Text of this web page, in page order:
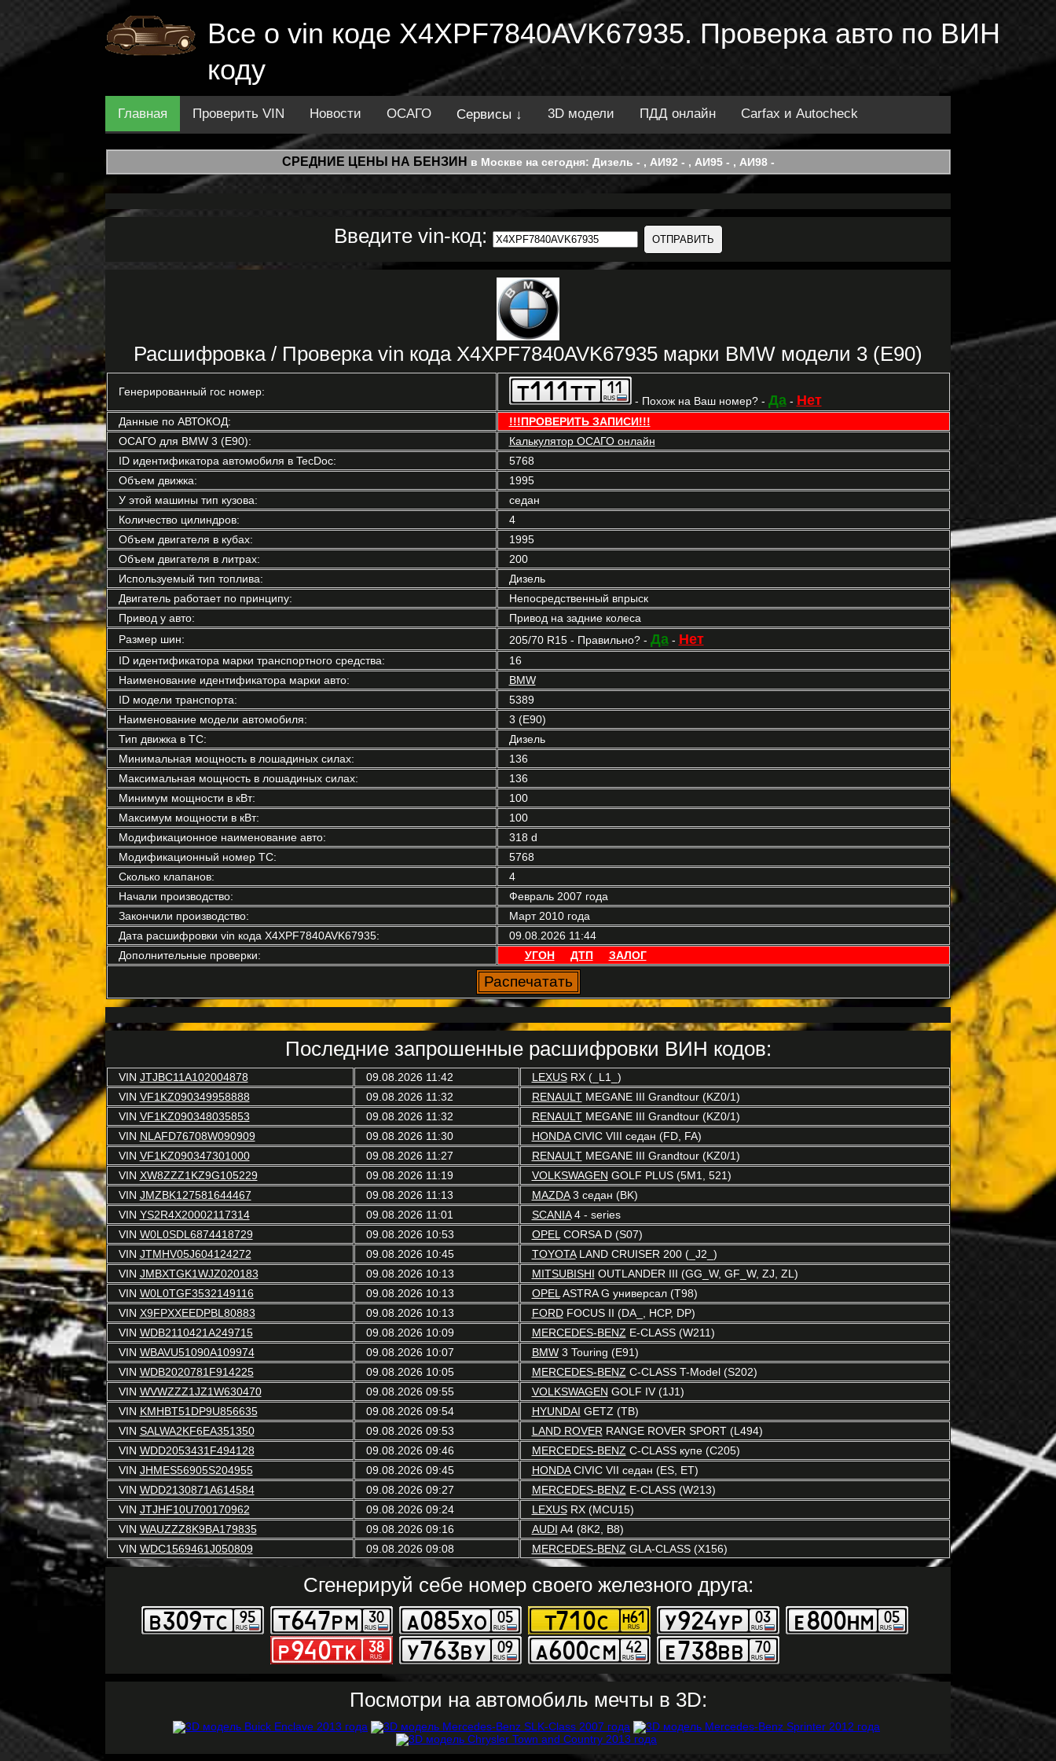
Все о vin коде X4XPF7840AVK67935. Проверка авто по ВИН
коду
Главная Проверить VIN Новости ОСАГО Сервисы ↓ 3D модели ПДД онлайн Carfax и Autocheck
СРЕДНИЕ ЦЕНЫ НА БЕНЗИН в Москве на сегодня: Дизель - , АИ92 - , АИ95 - , АИ98 -
Введите vin-код:
Расшифровка / Проверка vin кода X4XPF7840AVK67935 марки BMW модели 3 (E90)
Генерированный гос номер:
- Похож на Ваш номер? - Да- Нет
Данные по АВТОКОД:
!!!ПРОВЕРИТЬ ЗАПИСИ!!!
ОСАГО для BMW 3 (E90):
Калькулятор ОСАГО онлайн
ID идентификатора автомобиля в TecDoc:
5768
Объем движка:
1995
У этой машины тип кузова:
седан
Количество цилиндров:
4
Объем двигателя в кубах:
1995
Объем двигателя в литрах:
200
Используемый тип топлива:
Дизель
Двигатель работает по принципу:
Непосредственный впрыск
Привод у авто:
Привод на задние колеса
Размер шин:
205/70 R15 - Правильно? - Да- Нет
ID идентификатора марки транспортного средства:
16
Наименование идентификатора марки авто:
BMW
ID модели транспорта:
5389
Наименование модели автомобиля:
3 (E90)
Тип движка в ТС:
Дизель
Минимальная мощность в лошадиных силах:
136
Максимальная мощность в лошадиных силах:
136
Минимум мощности в кВт:
100
Максимум мощности в кВт:
100
Модификационное наименование авто:
318 d
Модификационный номер ТС:
5768
Сколько клапанов:
4
Начали производство:
Февраль 2007 года
Закончили производство:
Март 2010 года
Дата расшифровки vin кода X4XPF7840AVK67935:
09.08.2026 11:44
Дополнительные проверки:
УГОН ДТП ЗАЛОГ
Последние запрошенные расшифровки ВИН кодов:
VIN JTJBC11A102004878 09.08.2026 11:42 LEXUSRX (_L1_)
VIN VF1KZ090349958888 09.08.2026 11:32 RENAULTMEGANE III Grandtour (KZ0/1)
VIN VF1KZ090348035853 09.08.2026 11:32 RENAULTMEGANE III Grandtour (KZ0/1)
VIN NLAFD76708W090909 09.08.2026 11:30 HONDACIVIC VIII седан (FD, FA)
VIN VF1KZ090347301000 09.08.2026 11:27 RENAULTMEGANE III Grandtour (KZ0/1)
VIN XW8ZZZ1KZ9G105229 09.08.2026 11:19 VOLKSWAGEN GOLF PLUS (5M1, 521)
VIN JMZBK127581644467 09.08.2026 11:13 MAZDA3 седан (BK)
VIN YS2R4X20002117314 09.08.2026 11:01 SCANIA4 - series
VIN W0L0SDL6874418729 09.08.2026 10:53 OPEL CORSA D (S07)
VIN JTMHV05J604124272 09.08.2026 10:45 TOYOTALAND CRUISER 200 (_J2_)
VIN JMBXTGK1WJZ020183 09.08.2026 10:13 MITSUBISHI OUTLANDER III (GG_W, GF_W, ZJ, ZL)
VIN W0L0TGF3532149116 09.08.2026 10:13 OPEL ASTRA G универсал (T98)
VIN X9FPXXEEDPBL80883 09.08.2026 10:13 FORDFOCUS II (DA_, HCP, DP)
VIN WDB2110421A249715 09.08.2026 10:09 MERCEDES-BENZ E-CLASS (W211)
VIN WBAVU51090A109974 09.08.2026 10:07 BMW3 Touring (E91)
VIN WDB2020781F914225 09.08.2026 10:05 MERCEDES-BENZ C-CLASS T-Model (S202)
VIN WVWZZZ1JZ1W630470 09.08.2026 09:55 VOLKSWAGEN GOLF IV (1J1)
VIN KMHBT51DP9U856635 09.08.2026 09:54 HYUNDAI GETZ (TB)
VIN SALWA2KF6EA351350 09.08.2026 09:53 LAND ROVER RANGE ROVER SPORT (L494)
VIN WDD2053431F494128 09.08.2026 09:46 MERCEDES-BENZ C-CLASS купе (C205)
VIN JHMES56905S204955 09.08.2026 09:45 HONDACIVIC VII седан (ES, ET)
VIN WDD2130871A614584 09.08.2026 09:27 MERCEDES-BENZ E-CLASS (W213)
VIN JTJHF10U700170962 09.08.2026 09:24 LEXUSRX (MCU15)
VIN WAUZZZ8K9BA179835 09.08.2026 09:16 AUDI A4 (8K2, B8)
VIN WDC1569461J050809 09.08.2026 09:08 MERCEDES-BENZ GLA-CLASS (X156)
Сгенерируй себе номер своего железного друга:
Посмотри на автомобиль мечты в 3D: